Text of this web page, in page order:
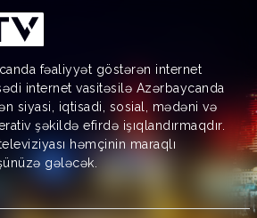
fəaliyyət göstərən internet
internet vasitəsilə Azərbaycanda
siyasi, iqtisadi, sosial, mədəni və
şəkildə efirdə işıqlandırmaqdır.
həmçinin maraqlı
gələcək.